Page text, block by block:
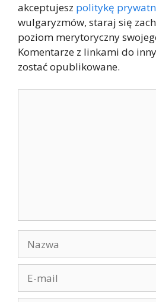
akceptujesz politykę
wulgaryzmów, staraj się
poziom merytoryczny
Komentarze z linkami do
zostać opublikowane.
mail